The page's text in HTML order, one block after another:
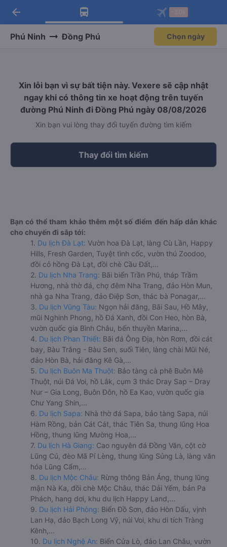
Tải app Vexere ngay!
Nhận ưu đãi thành viên độc
Mở app
Tải app Vexere
-30k/ghế khi đặt vé máy bay qua
Mở app
arrow_back
Phú Ninh Đồng Phú Chọn ngày
Xin lỗi bạn vì sự bất tiện này. Vexere sẽ cập nhật
ngay khi có thông tin xe hoạt động trên tuyến
đường Phú Ninh đi Đồng Phú ngày 08/08/2026
Xin bạn vui lòng thay đổi tuyến đường tìm kiếm
Thay đổi tìm kiếm
Bạn có thể tham khảo thêm một số điểm đến hấp dẫn khác
cho chuyến đi sắp tới:
1. Du lịch Đà Lạt: Vườn hoa Đà Lạt, làng Cù Lần, Happy
Hills, Fresh Garden, Tuyệt tình cốc, vườn thú Zoodoo,
đồi cỏ hồng Đà Lạt, đồi chè Cầu Đất,...
2. Du lịch Nha Trang: Bãi biển Trần Phú, tháp Trầm
Hương, nhà thờ đá, chợ đêm Nha Trang, đảo Hòn Mun,
nhà ga Nha Trang, đảo Điệp Sơn, thác bà Ponagar,...
3. Du lịch Vũng Tàu: Ngọn hải đăng, Bãi Sau, Hồ Mây,
mũi Nghinh Phong, hồ Đá Xanh, đồi Con Heo, hòn Bà,
vườn quốc gia Bình Châu, bến thuyền Marina,...
4. Du lịch Phan Thiết: Bãi đá Ông Địa, hòn Rơm, đồi cát
bay, Bàu Trắng - Bàu Sen, suối Tiên, làng chài Mũi Né,
đảo Hòn Bà, hải đăng Kê Gà,...
5. Du lịch Buôn Ma Thuột: Bảo tàng cà phê Buôn Mê
Thuột, núi Đá Voi, hồ Lắk, cụm 3 thác Dray Sap – Dray
Nur – Gia Long, Buôn Đôn, hồ Ea Kao, vườn quốc gia
Chư Yang Shin,...
6. Du lịch Sapa: Nhà thờ đá Sapa, bảo tàng Sapa, núi
Hàm Rồng, bản Cát Cát, thác Tiên Sa, thung lũng Hoa
Hồng, thung lũng Mường Hoa,...
7. Du lịch Hà Giang: Cao nguyên đá Đồng Văn, cột cờ
Lũng Cú, đèo Mã Pí Lèng, thung lũng Sủng Là, làng văn
hóa Lũng Cẩm,...
8. Du lịch Mộc Châu: Rừng thông Bản Áng, thung lũng
mận Nà Ka, đồi chè Mộc Châu, thác Dải Yếm, bản Pa
Phách, hang dơi, khu du lịch Happy Land,...
9. Du lịch Hải Phòng: Biển Đồ Sơn, đảo Hòn Dấu, vịnh
Lan Hạ, đảo Bạch Long Vỹ, núi Voi, khu di tích Tràng
Kênh,...
10. Du lịch Nghệ An: Biển Cửa Lò, đảo Lan Châu, vườn